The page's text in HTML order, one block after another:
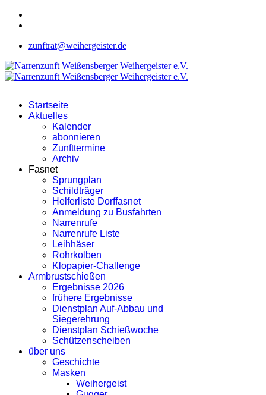
zunftrat@weihergeister.de
Startseite
Aktuelles
Kalender
abonnieren
Zunfttermine
Archiv
Fasnet
Sprungplan
Schildträger
Helferliste Dorffasnet
Anmeldung zu Busfahrten
Narrenrufe
Narrenrufe Liste
Leihhäser
Rohrkolben
Klopapier-Challenge
Armbrustschießen
Ergebnisse 2026
frühere Ergebnisse
Dienstplan Auf-Abbau und
Siegerehrung
Dienstplan Schießwoche
Schützenscheiben
über uns
Geschichte
Masken
Weihergeist